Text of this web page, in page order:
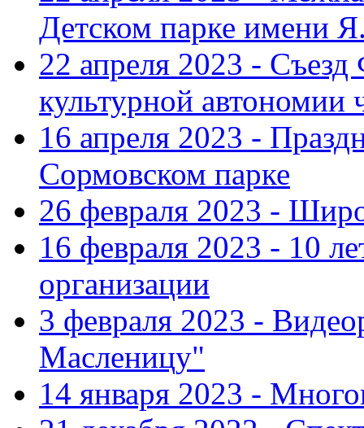
Детском парке имени
22 апреля 2023 -
культурной автономии
16 апреля 2023 -
Сормовском парке
26 февраля 2023 -
16 февраля 2023 - 10
организации
3 февраля 2023 -
Масленицу"
14 января 2023 -